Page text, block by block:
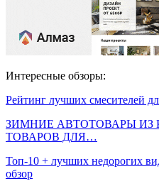
Интересные обзоры:
Рейтинг лучших смесителей
ЗИМНИЕ АВТОТОВАРЫ ИЗ
ТОВАРОВ ДЛЯ…
Топ-10 + лучших недорогих
обзор